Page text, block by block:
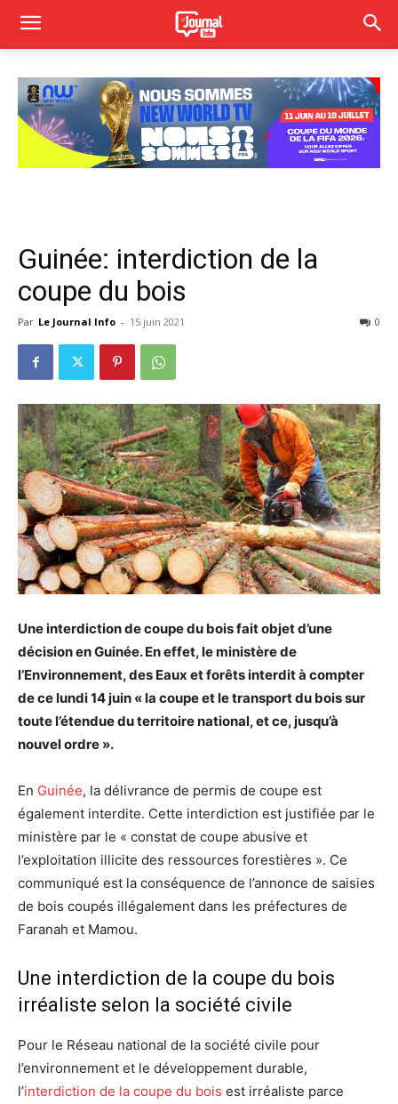
Guinée: interdiction de la
coupe du bois
Par Le Journal Info - 15 juin 2021 0
Une interdiction de coupe du bois fait objet d’une
décision en Guinée. En effet, le ministère de
l’Environnement, des Eaux et forêts interdit à compter
de ce lundi 14 juin « la coupe et le transport du bois sur
toute l’étendue du territoire national, et ce, jusqu’à
nouvel ordre ».
En Guinée, la délivrance de permis de coupe est
également interdite. Cette interdiction est justifiée par le
ministère par le « constat de coupe abusive et
l’exploitation illicite des ressources forestières ». Ce
communiqué est la conséquence de l’annonce de saisies
de bois coupés illégalement dans les préfectures de
Faranah et Mamou.
Une interdiction de la coupe du bois
irréaliste selon la société civile
Pour le Réseau national de la société civile pour
l’environnement et le développement durable,
l’interdiction de la coupe du bois est irréaliste parce